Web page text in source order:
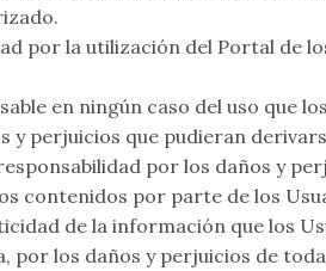
por la utilización del Portal de
en ningún caso del uso que
y perjuicios que pudieran
por los daños y
contenidos por parte de los
de la información que los
por los daños y perjuicios de